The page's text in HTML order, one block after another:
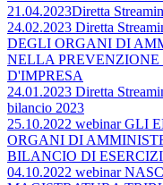
21.04.2023Diretta
24.02.2023 Diretta
DEGLI ORGANI DI
NELLA
D'IMPRESA
24.01.2023 Diretta
bilancio 2023
25.10.2022 webinar GLI
ORGANI DI
BILANCIO DI
04.10.2022 webinar